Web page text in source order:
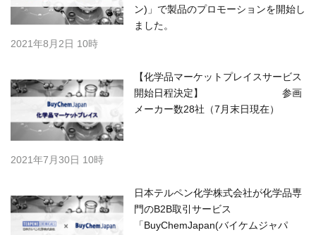
ン)」で製品のプロモーションを開始し
ました。
2021年8月2日 10時
【化学品マーケットプレイスサービス
開始日程決定】 参画
メーカー数28社（7月末日現在）
2021年7月30日 10時
日本テルペン化学株式会社が化学品専
門のB2B取引サービス
「BuyChemJapan(バイケムジャパ